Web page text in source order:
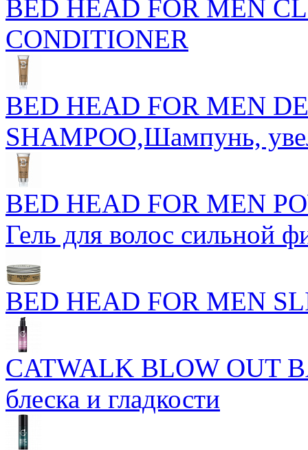
BED HEAD FOR MEN
CONDITIONER
BED HEAD FOR MEN
SHAMPOO,Шампунь,
BED HEAD FOR MEN
Гель для волос сильной
BED HEAD FOR MEN
CATWALK BLOW OUT
блеска и гладкости